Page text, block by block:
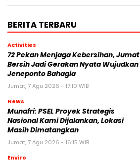
BERITA TERBARU
Activities
72 Pekan Menjaga Kebersihan, Jumat
Bersih Jadi Gerakan Nyata Wujudkan
Jeneponto Bahagia
Jumat, 7 Agu 2026 - 17:10 WIB
News
Munafri: PSEL Proyek Strategis
Nasional Kami Dijalankan, Lokasi
Masih Dimatangkan
Jumat, 7 Agu 2026 - 16:15 WIB
Enviro